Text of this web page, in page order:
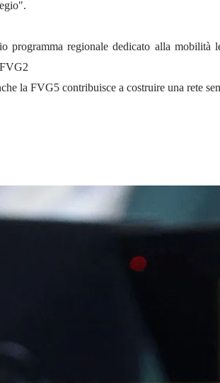
programma regionale dedicato alla
la FVG5 contribuisce a costruire una rete